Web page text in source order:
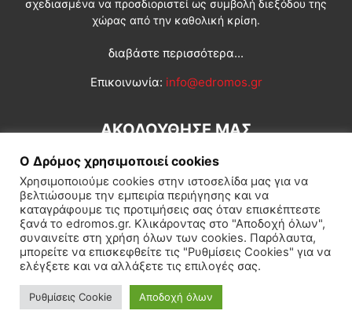
σχεδιασμένα να προσδιοριστεί ως συμβολή διεξόδου της
χώρας από την καθολική κρίση.
διαβάστε περισσότερα...
Επικοινωνία: info@edromos.gr
ΑΚΟΛΟΥΘΗΣΕ ΜΑΣ
Εγγραφή συνδρομητή Πολιτική Διεθνή Κοινωνία
Πολιτισμός Αφιερώματα
© Δρόμος της Αριστεράς
Ο Δρόμος χρησιμοποιεί cookies
Χρησιμοποιούμε cookies στην ιστοσελίδα μας για να
βελτιώσουμε την εμπειρία περιήγησης και να
καταγράφουμε τις προτιμήσεις σας όταν επισκέπτεστε
ξανά το edromos.gr. Κλικάροντας στο "Αποδοχή όλων",
συναινείτε στη χρήση όλων των cookies. Παρόλαυτα,
μπορείτε να επισκεφθείτε τις "Ρυθμίσεις Cookies" για να
ελέγξετε και να αλλάξετε τις επιλογές σας.
Ρυθμίσεις Cookie Αποδοχή όλων